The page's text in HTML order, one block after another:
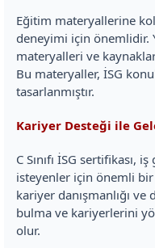
Eğitim materyallerine
deneyimi için önemlidir.
materyalleri ve
Bu materyaller, İSG
tasarlanmıştır.
Kariyer Desteği ile
C Sınıfı İSG sertifikası,
isteyenler için önemli bir
kariyer danışmanlığı
bulma ve kariyerlerini
olur.